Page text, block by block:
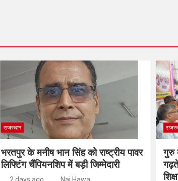
राजस्थान
भरतपुर के मनीष भान सिंह को राष्ट्रीय पावर
लिफ्टिंग चैंपियनशिप में बड़ी जिम्मेदारी
गुरु